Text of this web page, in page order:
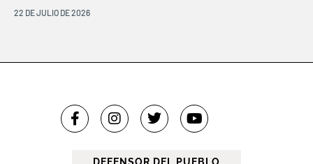
22 DE JULIO DE 2026